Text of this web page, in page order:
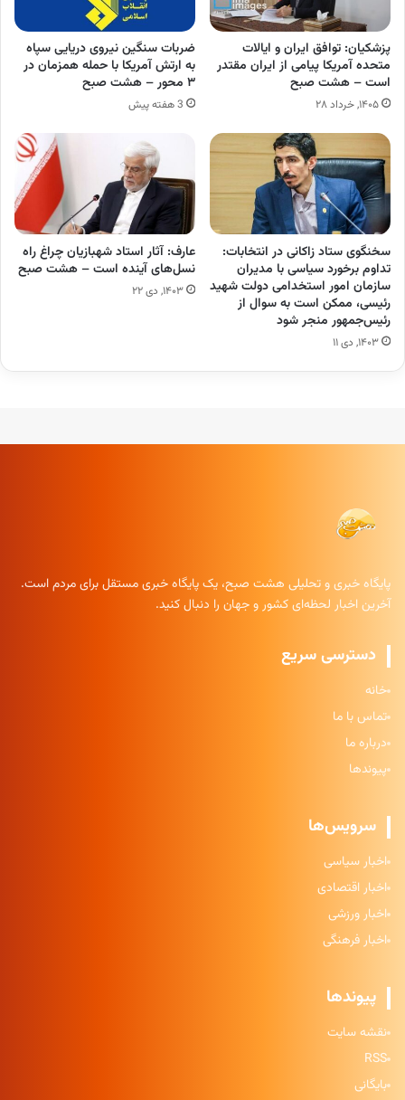
پزشکیان: توافق ایران و ایالات
متحده آمریکا پیامی از ایران مقتدر
است – هشت صبح
۱۴۰۵, خرداد ۲۸
ضربات سنگین نیروی دریایی سپاه
به ارتش آمریکا با حمله همزمان در
۳ محور – هشت صبح
3 هفته پیش
سخنگوی ستاد زاکانی در انتخابات:
تداوم برخورد سیاسی با مدیران
سازمان امور استخدامی دولت شهید
رئیسی، ممکن است به سوال از
رئیس‌جمهور منجر شود
۱۴۰۳, دی ۱۱
عارف: آثار استاد شهبازیان چراغ راه
نسل‌های آینده است – هشت صبح
۱۴۰۳, دی ۲۲
پایگاه خبری و تحلیلی هشت صبح، یک پایگاه خبری مستقل برای مردم است.
آخرین اخبار لحظه‌ای کشور و جهان را دنبال کنید.
دسترسی سریع
خانه
تماس با ما
درباره ما
پیوندها
سرویس‌ها
اخبار سیاسی
اخبار اقتصادی
اخبار ورزشی
اخبار فرهنگی
پیوندها
نقشه سایت
RSS
بایگانی